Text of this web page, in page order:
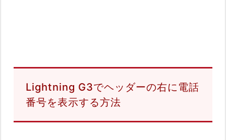
Lightning G3でヘッダーの右に電話
番号を表示する方法